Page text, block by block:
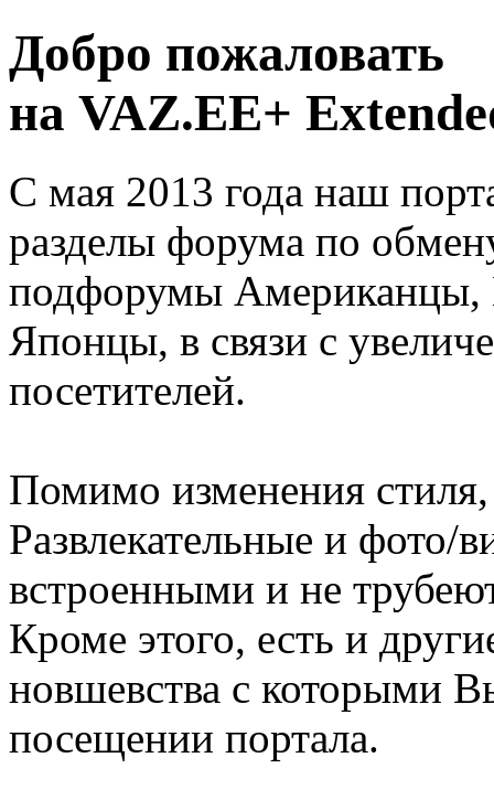
Добро пожаловать
на VAZ.EE+
С мая 2013 года наш
разделы форума по
подфорумы
Японцы, в связи с
посетителей.
Помимо изменения
Развлекательные и фото/
встроенными и не
Кроме этого, есть и
новшевства с которыми
посещении портала.